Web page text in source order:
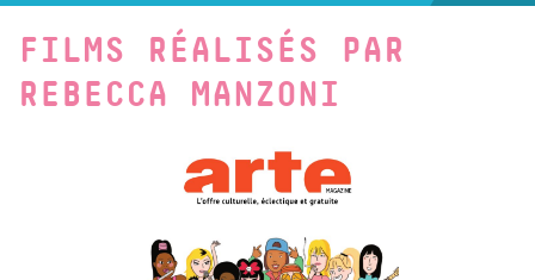
FILMS RÉALISÉS PAR
REBECCA MANZONI